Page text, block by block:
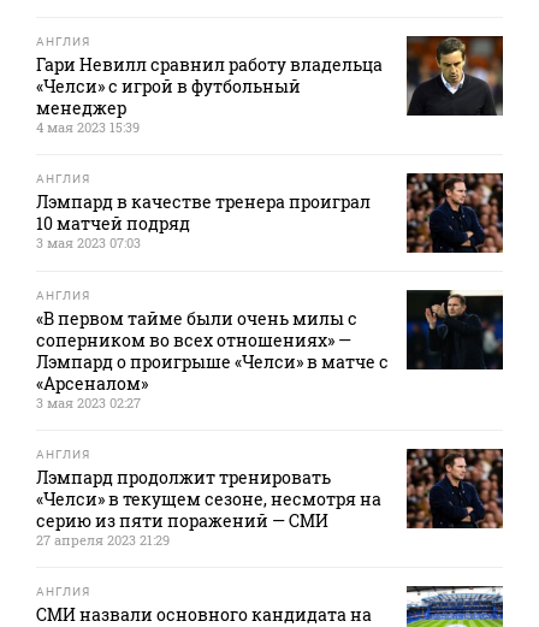
АНГЛИЯ
Гари Невилл сравнил работу владельца
«Челси» с игрой в футбольный
менеджер
4 мая 2023 15:39
АНГЛИЯ
Лэмпард в качестве тренера проиграл
10 матчей подряд
3 мая 2023 07:03
АНГЛИЯ
«В первом тайме были очень милы с
соперником во всех отношениях» —
Лэмпард о проигрыше «Челси» в матче с
«Арсеналом»
3 мая 2023 02:27
АНГЛИЯ
Лэмпард продолжит тренировать
«Челси» в текущем сезоне, несмотря на
серию из пяти поражений — СМИ
27 апреля 2023 21:29
АНГЛИЯ
СМИ назвали основного кандидата на